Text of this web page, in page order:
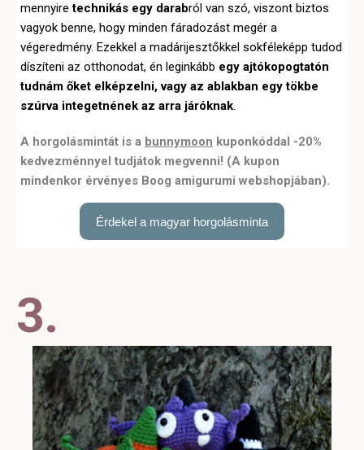
mennyiretechnikás egy darabról van szó, viszont biztos
vagyok benne, hogy minden fáradozást megér a
végeredmény. Ezekkel a madárijesztőkkel sokféleképp tudod
díszíteni az otthonodat, én leginkább egy ajtókopogtatón
tudnám őket elképzelni, vagy az ablakban egy tökbe
szúrva integetnének az arra járóknak.
A horgolásmintát is a bunnymoon kuponkóddal -20%
kedvezménnyel tudjátok megvenni! (A kupon
mindenkor érvényes Boog amigurumi webshopjában).
Érdekel a magyar horgolásminta
3.